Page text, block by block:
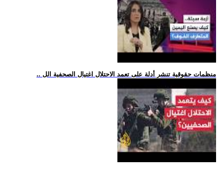
.. منظمات حقوقية تنشر أدلة على تعمد الاحتلال اغتيال الصحفية الل